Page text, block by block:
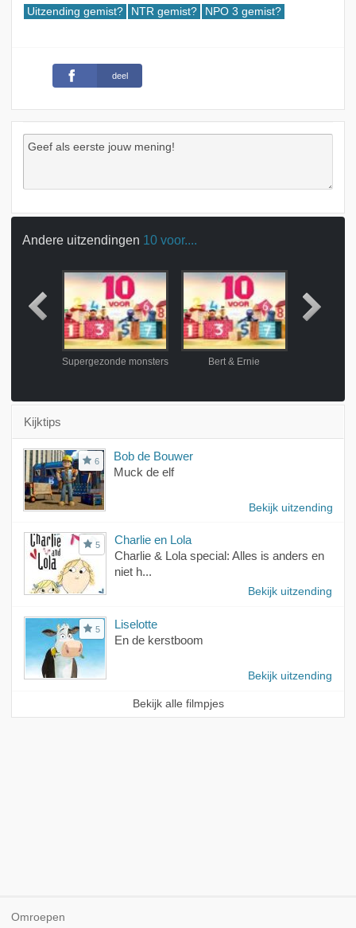
Uitzending gemist? NTR gemist? NPO 3 gemist?
deel
Andere uitzendingen 10 voor....
Supergezonde monsters Bert & Ernie
Kijktips
6
Bob de Bouwer
Muck de elf
Bekijk uitzending
5
Charlie en Lola
Charlie & Lola special: Alles is anders en
niet h...
Bekijk uitzending
5
Liselotte
En de kerstboom
Bekijk uitzending
Bekijk alle filmpjes
Omroepen